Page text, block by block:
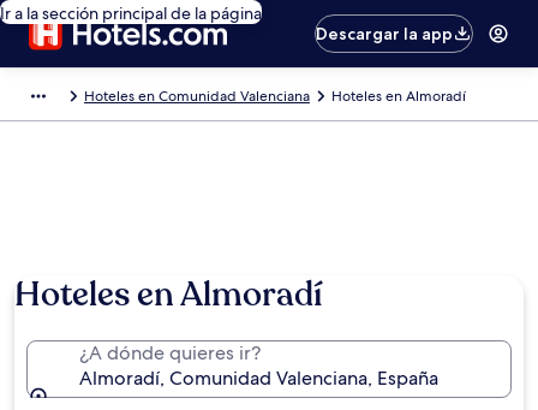
Ir a la sección principal de la página
Descargar la app
Hoteles en Comunidad Valenciana Hoteles en Almoradí
Hoteles en Almoradí
¿A dónde quieres ir?
Almoradí, Comunidad Valenciana, España